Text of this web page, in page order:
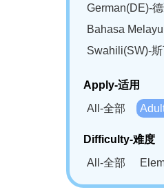
German(DE)-
Bahasa
Swahili(SW)-
Apply-适用
All-全部
Difficulty-难度
All-全部